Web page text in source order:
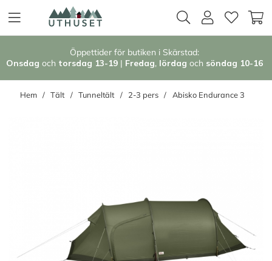
Öppettider för butiken i Skärstad:
Onsdag och torsdag 13-19 | Fredag, lördag och söndag 10-16
Hem Tält Tunneltält 2-3 pers Abisko Endurance 3